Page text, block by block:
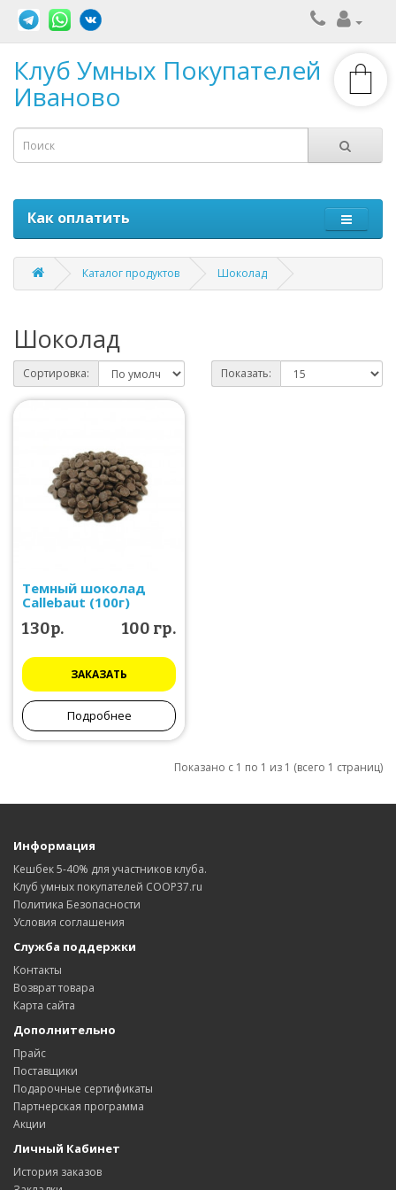
Клуб Умных Покупателей
Иваново
Как оплатить
Каталог продуктов Шоколад
Шоколад
Сортировка: Показать:
Темный шоколад
Callebaut (100г)
130р. 100 гр.
ЗАКАЗАТЬ
Подробнее
Показано с 1 по 1 из 1 (всего 1 страниц)
Информация
Кешбек 5-40% для участников клуба.
Клуб умных покупателей COOP37.ru
Политика Безопасности
Условия соглашения
Служба поддержки
Контакты
Возврат товара
Карта сайта
Дополнительно
Прайс
Поставщики
Подарочные сертификаты
Партнерская программа
Акции
Личный Кабинет
История заказов